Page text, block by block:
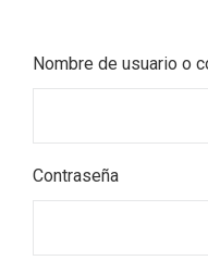
Nombre de usuario o
Contraseña